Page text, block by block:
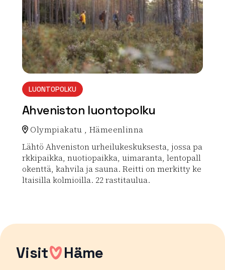
LUONTOPOLKU
Ahveniston luontopolku
Olympiakatu , Hämeenlinna
Lähtö Ahveniston urheilukeskuksesta, jossa pa
rkkipaikka, nuotiopaikka, uimaranta, lentopall
okenttä, kahvila ja sauna. Reitti on merkitty ke
ltaisilla kolmioilla. 22 rastitaulua.
Visit Häme